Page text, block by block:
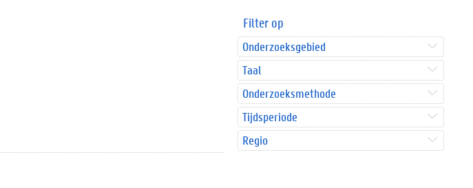
Filter op
Onderzoeksgebied
Taal
Onderzoeksmethode
Tijdsperiode
Regio